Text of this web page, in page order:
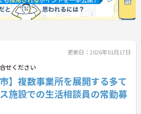
更新日：2026年01月17日
せください
】複数事業所を展開する多て
施設での生活相談員の常勤募